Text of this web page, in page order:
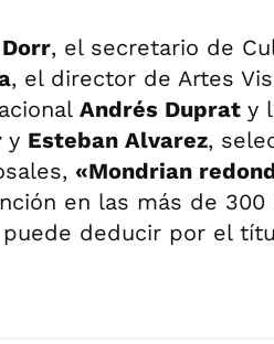
Dorr, el secretario de
, el director de Artes
Andrés Duprat y
y Esteban Alvarez,
«Mondrian
en las más de
deducir por el